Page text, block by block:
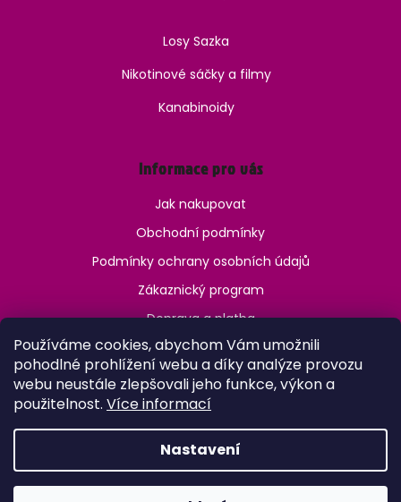
Používáme cookies, abychom Vám umožnili
pohodlné prohlížení webu a díky analýze provozu
webu neustále zlepšovali jeho funkce, výkon a
použitelnost. Více informací
Nastavení
Losy Sazka
Nikotinové sáčky a filmy
Kanabinoidy
Informace pro vás
Jak nakupovat
Obchodní podmínky
Podmínky ochrany osobních údajů
Zákaznický program
Doprava a platba
Jak ověřit věk?
Vytvořil Shoptet